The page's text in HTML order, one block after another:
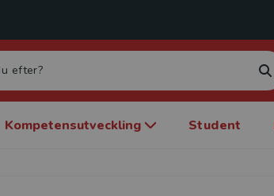
Kompetensutveckling Student